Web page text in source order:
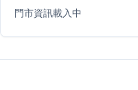
門市資訊載入中